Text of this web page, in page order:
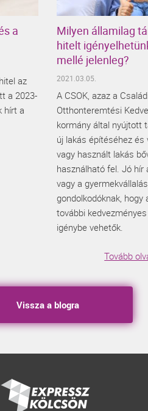
a
az
a 2023-
hírt a
Milyen államilag
hitelt
mellé jelenleg?
2021.03.05.
A CSOK, azaz a
Otthonteremtési
kormány által nyújtott
új lakás építéséhez és
vagy használt lakás
használható fel. Jó hír
vagy a
gondolkodóknak, hogy
további
igénybe vehetők.
Tovább
Vissza a blogra